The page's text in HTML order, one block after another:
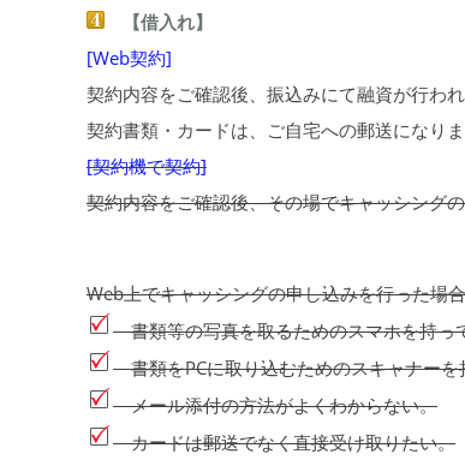
【借入れ】
[Web契約]
契約内容をご確認後、振込みにて融資が行われ
契約書類・カードは、ご自宅への郵送になりま
[契約機で契約]
契約内容をご確認後、その場でキャッシング
Web上でキャッシングの申し込みを行った場
書類等の写真を取るためのスマホを持っ
書類をPCに取り込むためのスキャナーを
メール添付の方法がよくわからない。
カードは郵送でなく直接受け取りたい。